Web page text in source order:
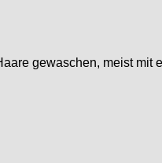
gewaschen, meist mit